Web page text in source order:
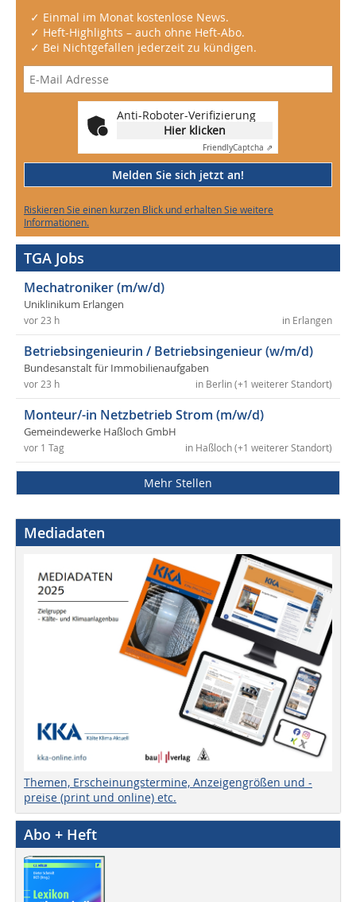
✓ Einmal im Monat kostenlose News.
✓ Heft-Highlights – auch ohne Heft-Abo.
✓ Bei Nichtgefallen jederzeit zu kündigen.
Anti-Roboter-Verifizierung
Hier klicken
FriendlyCaptcha ⇗
Melden Sie sich jetzt an!
Riskieren Sie einen kurzen Blick und erhalten Sie weitere
Informationen.
TGA Jobs
Mechatroniker (m/w/d)
Uniklinikum Erlangen
in Erlangen
vor 23 h
Betriebsingenieurin / Betriebsingenieur (w/m/d)
Bundesanstalt für Immobilienaufgaben
in Berlin (+1 weiterer Standort)
vor 23 h
Monteur/-in Netzbetrieb Strom (m/w/d)
Gemeindewerke Haßloch GmbH
in Haßloch (+1 weiterer Standort)
vor 1 Tag
Mehr Stellen
Mediadaten
Themen, Erscheinungstermine, Anzeigengrößen und -
preise (print und online) etc.
Abo + Heft